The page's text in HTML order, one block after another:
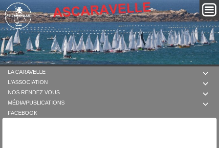

LA CARAVELLE

L'ASSOCIATION

NOS RENDEZ VOUS

MÉDIA/PUBLICATIONS
FACEBOOK